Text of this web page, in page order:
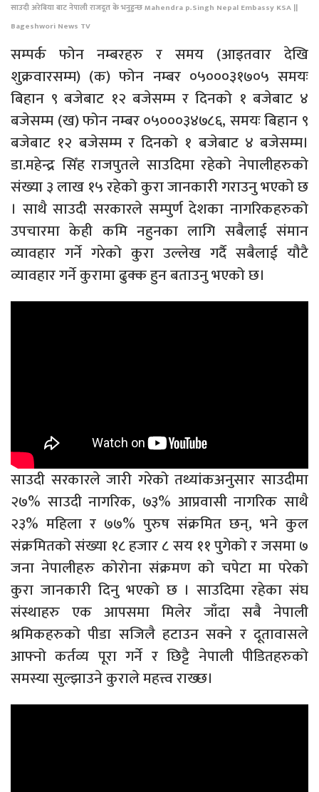
साउदी अरेबिया बाट नेपाली राजदूत के भनुहुन्छ Mahendra p.Singh Nepal Embassy KSA ||
Bageshwori News TV
सम्पर्क फोन नम्बरहरु र समय (आइतवार देखि
शुक्रवारसम्म) (क) फोन नम्बर ०५०००३१७०५ समयः
बिहान ९ बजेबाट १२ बजेसम्म र दिनको १ बजेबाट ४
बजेसम्म (ख) फोन नम्बर ०५०००३४७८६, समयः बिहान ९
बजेबाट १२ बजेसम्म र दिनको १ बजेबाट ४ बजेसम्म।
डा.महेन्द्र सिँह राजपुतले साउदिमा रहेको नेपालीहरुको
संख्या ३ लाख १५ रहेको कुरा जानकारी गराउनु भएको छ
। साथै साउदी सरकारले सम्पुर्ण देशका नागरिकहरुको
उपचारमा केही कमि नहुनका लागि सबैलाई संमान
व्यावहार गर्ने गरेको कुरा उल्लेख गर्दै सबैलाई यौटै
व्यावहार गर्ने कुरामा ढुक्क हुन बताउनु भएको छ।
साउदी सरकारले जारी गरेको तथ्यांकअनुसार साउदीमा
२७% साउदी नागरिक, ७३% आप्रवासी नागरिक साथै
२३% महिला र ७७% पुरुष संक्रमित छन्, भने कुल
संक्रमितको संख्या १८ हजार ८ सय ११ पुगेको र जसमा ७
जना नेपालीहरु कोरोना संक्रमण को चपेटा मा परेको
कुरा जानकारी दिनु भएको छ । साउदिमा रहेका संघ
संस्थाहरु एक आपसमा मिलेर जाँदा सबै नेपाली
श्रमिकहरुको पीडा सजिलै हटाउन सक्ने र दूतावासले
आफ्नो कर्तव्य पूरा गर्ने र छिट्टै नेपाली पीडितहरुको
समस्या सुल्झाउने कुराले महत्त्व राख्छ।